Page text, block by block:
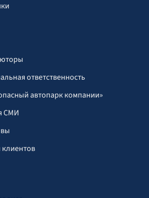
ответственность
автопарк компании»
СМИ